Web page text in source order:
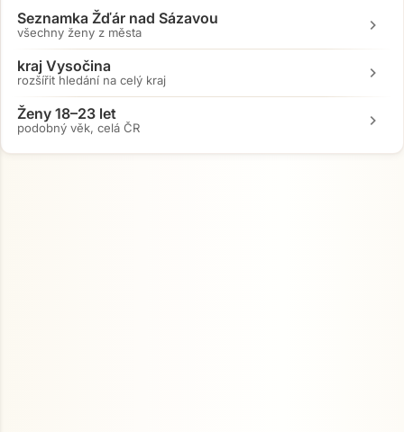
Seznamka Žďár nad Sázavou
všechny ženy z města chevron_right
kraj Vysočina
rozšířit hledání na celý kraj chevron_right
Ženy 18–23 let
podobný věk, celá ČR chevron_right